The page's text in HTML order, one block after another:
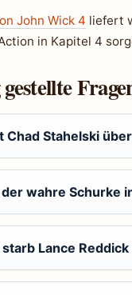
John Wick 4 liefert
in Kapitel 4
Chad Stahelski
wahre Schurke
Lance